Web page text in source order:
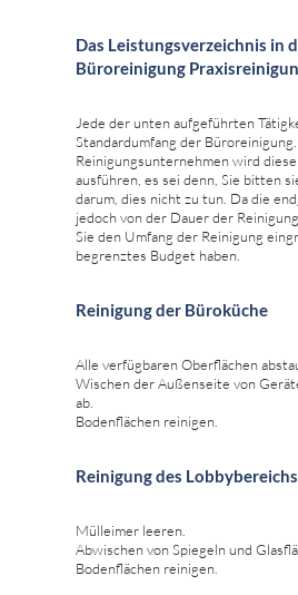
Das Leistungsverzeichnis in
Büroreinigung
Jede der unten aufgeführten
Standardumfang der
Reinigungsunternehmen wird
ausführen, es sei denn, Sie bitten
darum, dies nicht zu tun. Da die
jedoch von der Dauer der
Sie den Umfang der Reinigung
begrenztes Budget haben.
Reinigung der Büroküche
Alle verfügbaren Oberflächen
Wischen der Außenseite von
ab.
Bodenflächen reinigen.
Reinigung des Lobbybereichs
Mülleimer leeren.
Abwischen von Spiegeln und
Bodenflächen reinigen.